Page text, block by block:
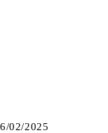
6/02/2025